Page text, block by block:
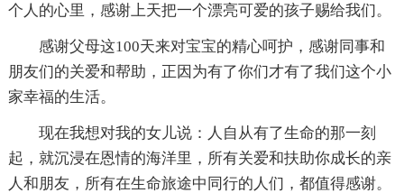
个人的心里，感谢上天把一个漂亮可爱的孩子赐给我们。
感谢父母这100天来对宝宝的精心呵护，感谢同事和
朋友们的关爱和帮助，正因为有了你们才有了我们这个小
家幸福的生活。
现在我想对我的女儿说：人自从有了生命的那一刻
起，就沉浸在恩情的海洋里，所有关爱和扶助你成长的亲
人和朋友，所有在生命旅途中同行的人们，都值得感谢。